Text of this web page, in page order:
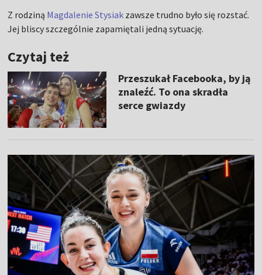
Z rodziną Magdalenie Stysiak zawsze trudno było się rozstać.
Jej bliscy szczególnie zapamiętali jedną sytuację.
Czytaj też
Przeszukał Facebooka, by ją
znaleźć. To ona skradła
serce gwiazdy